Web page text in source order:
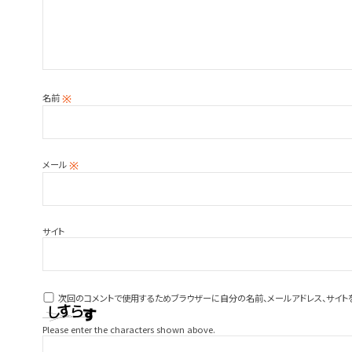
名前※
メール※
サイト
次回のコメントで使用するためブラウザーに自分の名前、メールアドレス、サイト
Please enter the characters shown above.